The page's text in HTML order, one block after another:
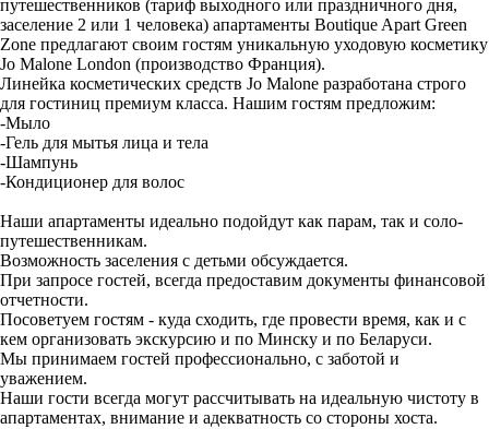
путешественников (тариф выходного или праздничного дня,
заселение 2 или 1 человека) апартаменты Boutique Apart Green
Zone предлагают своим гостям уникальную уходовую косметику
Jo Malone London (производство Франция).
Линейка косметических средств Jo Malone разработана строго
для гостиниц премиум класса. Нашим гостям предложим:
-Мыло
-Гель для мытья лица и тела
-Шампунь
-Кондиционер для волос
Наши апартаменты идеально подойдут как парам, так и соло-
путешественникам.
Возможность заселения с детьми обсуждается.
При запросе гостей, всегда предоставим документы финансовой
отчетности.
Посоветуем гостям - куда сходить, где провести время, как и с
кем организовать экскурсию и по Минску и по Беларуси.
Мы принимаем гостей профессионально, с заботой и
уважением.
Наши гости всегда могут рассчитывать на идеальную чистоту в
апартаментах, внимание и адекватность со стороны хоста.